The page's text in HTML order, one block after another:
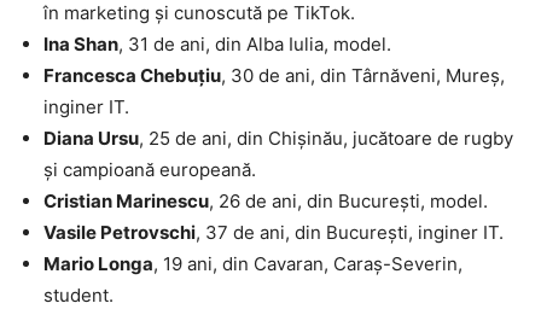
în marketing și cunoscută pe TikTok.
Ina Shan, 31 de ani, din Alba Iulia, model.
Francesca Chebuțiu, 30 de ani, din Târnăveni, Mureș,
inginer IT.
Diana Ursu, 25 de ani, din Chișinău, jucătoare de rugby
și campioană europeană.
Cristian Marinescu, 26 de ani, din București, model.
Vasile Petrovschi, 37 de ani, din București, inginer IT.
Mario Longa, 19 ani, din Cavaran, Caraș-Severin,
student.